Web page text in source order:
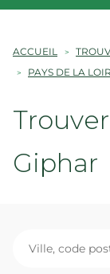
ACCUEIL
PAYS DE LA
Giphar